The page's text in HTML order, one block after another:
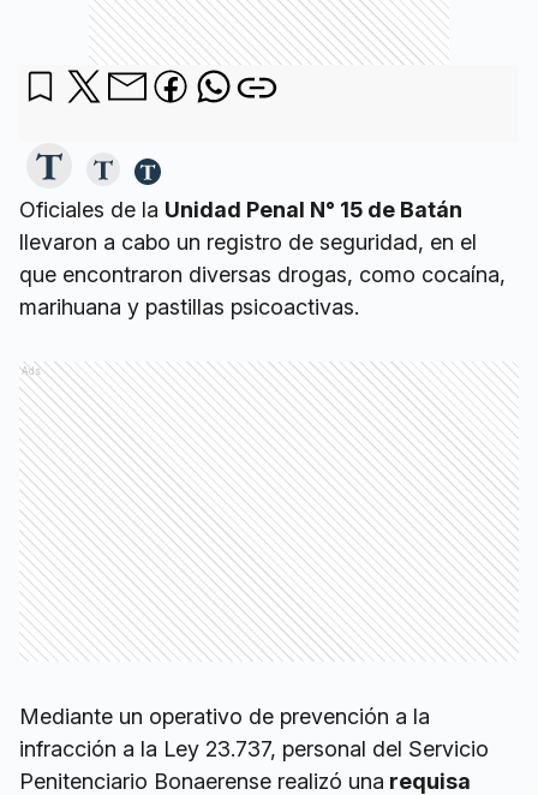
Oficiales de la Unidad Penal N° 15 de Batán
llevaron a cabo un registro de seguridad, en el
que encontraron diversas drogas, como cocaína,
marihuana y pastillas psicoactivas.
Ads
Mediante un operativo de prevención a la
infracción a la Ley 23.737, personal del Servicio
Penitenciario Bonaerense realizó una requisa